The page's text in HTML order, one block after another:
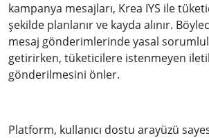
kampanya mesajları, Krea IYS ile
şekilde planlanır ve kayda alınır.
mesaj gönderimlerinde yasal
getirirken, tüketicilere istenmeyen
gönderilmesini önler.
Platform, kullanıcı dostu arayüzü